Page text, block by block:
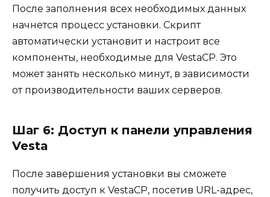
После заполнения всех необходимых данных
начнется процесс установки. Скрипт
автоматически установит и настроит все
компоненты, необходимые для VestaCP. Это
может занять несколько минут, в зависимости
от производительности ваших серверов.
Шаг 6: Доступ к панели управления
Vesta
После завершения установки вы сможете
получить доступ к VestaCP, посетив URL-адрес,